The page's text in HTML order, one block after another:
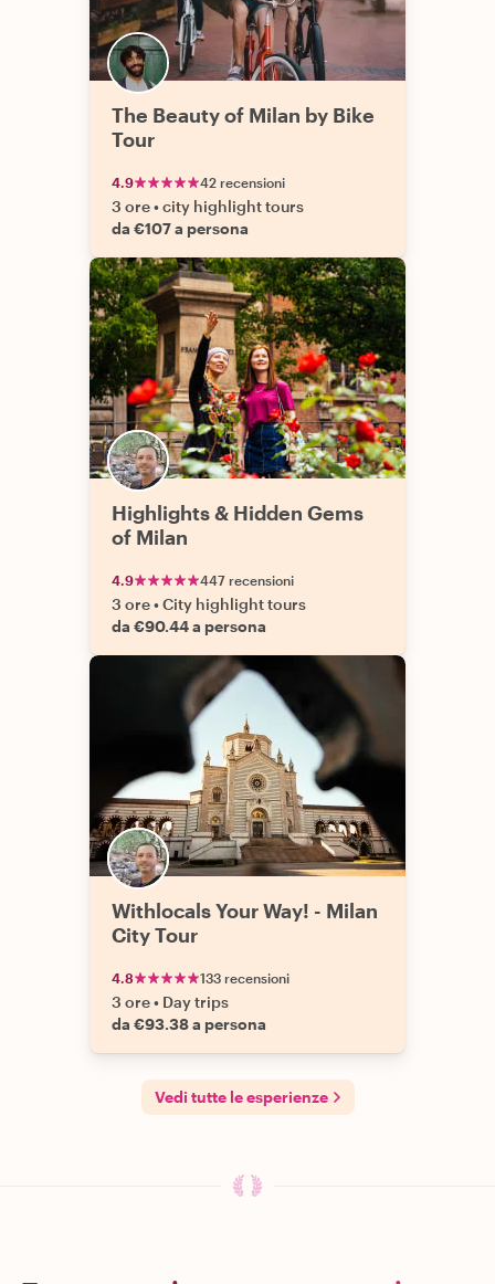
The Beauty of Milan by Bike
Tour
4.9 42 recensioni
3 ore•city highlight tours
da €107 a persona
Highlights & Hidden Gems
of Milan
4.9 447 recensioni
3 ore•City highlight tours
da €90.44 a persona
Withlocals Your Way! - Milan
City Tour
4.8 133 recensioni
3 ore• Day trips
da €93.38 a persona
Vedi tutte le esperienze